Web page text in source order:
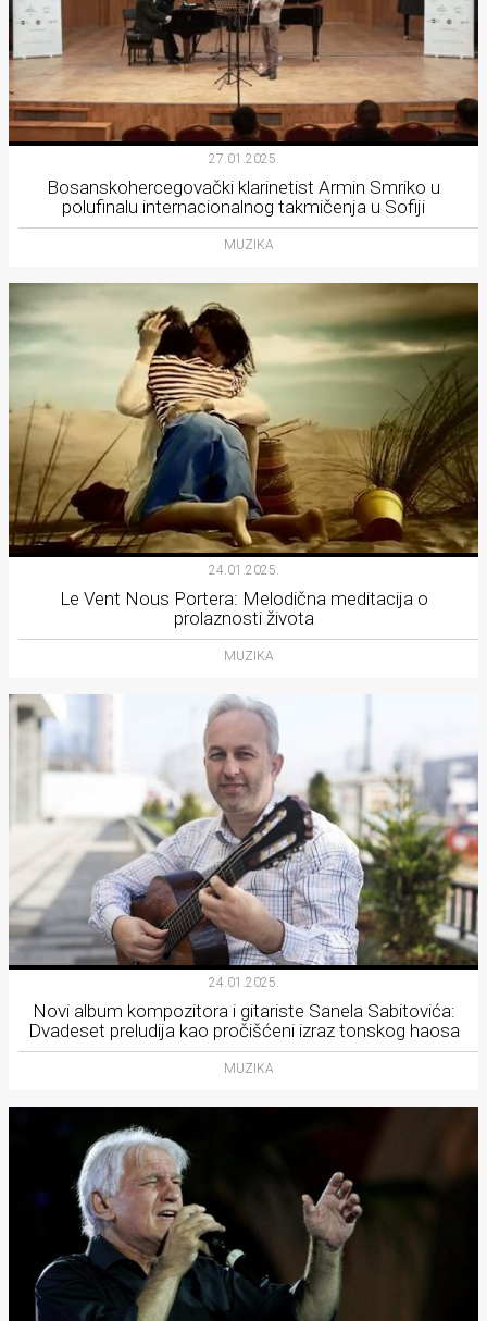
27.01.2025.
Bosanskohercegovački klarinetist Armin Smriko u
polufinalu internacionalnog takmičenja u Sofiji
MUZIKA
24.01.2025.
Le Vent Nous Portera: Melodična meditacija o
prolaznosti života
MUZIKA
24.01.2025.
Novi album kompozitora i gitariste Sanela Sabitovića:
Dvadeset preludija kao pročišćeni izraz tonskog haosa
MUZIKA